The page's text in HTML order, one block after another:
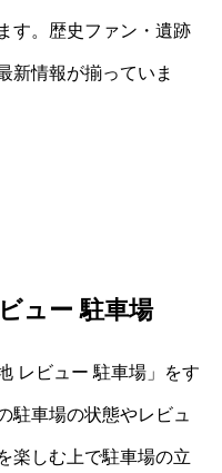
す。歴史ファン・遺跡
新情報が揃っていま
ュー 駐車場
レビュー 駐車場」をす
駐車場の状態やレビュ
楽しむ上で駐車場の立